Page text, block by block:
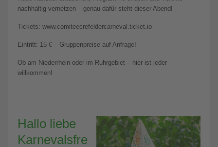
nachhaltig vernetzen – genau dafür steht dieser Abend!
Tickets: www.comiteecrefeldercarneval.ticket.io
Eintritt: 15 € – Gruppenpreise auf Anfrage!
Ob am Niederrhein oder im Ruhrgebiet – hier ist jeder
willkommen!
Hallo liebe
Karnevalsfre